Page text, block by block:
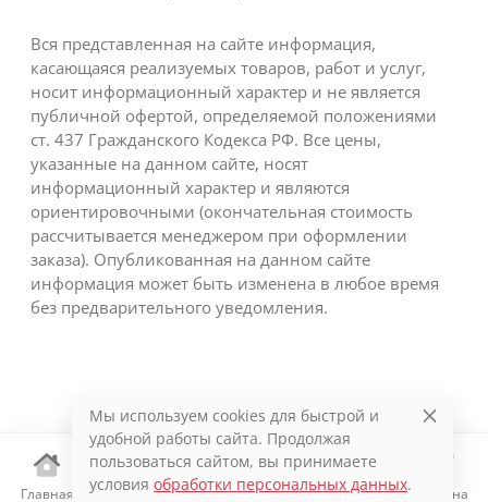
Главная Каталог Избранное Корзина
Вся представленная на сайте информация,
касающаяся реализуемых товаров, работ и услуг,
носит информационный характер и не является
публичной офертой, определяемой положениями
ст. 437 Гражданского Кодекса РФ. Все цены,
указанные на данном сайте, носят
информационный характер и являются
ориентировочными (окончательная стоимость
рассчитывается менеджером при оформлении
заказа). Опубликованная на данном сайте
информация может быть изменена в любое время
без предварительного уведомления.
Мы используем cookies для быстрой и
удобной работы сайта. Продолжая
пользоваться сайтом, вы принимаете
условия обработки персональных данных.